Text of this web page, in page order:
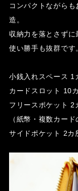
コンパクトながら
造。
収納力を落とさずに
使い勝手も抜群です
小銭入れスペース 1
カードスロット 10
フリースポケット 2
（紙幣・複数カード
サイドポケット 2カ